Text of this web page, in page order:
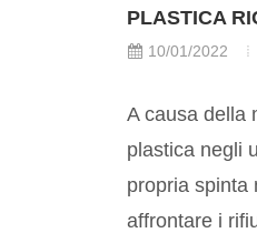
PLASTICA
10/01/2022
A causa della
plastica negli
propria spinta
affrontare i